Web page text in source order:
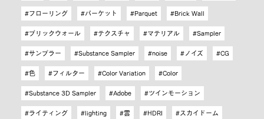
フローリング パーケット Parquet Brick Wall
ブリックウォール テクスチャ マテリアル Sampler
サンプラー Substance Sampler noise ノイズ CG
色 フィルター Color Variation Color
Substance 3D Sampler Adobe ツインモーション
ライティング lighting 雲 HDRI スカイドーム